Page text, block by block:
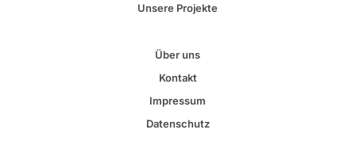
Unsere Projekte
Über uns
Kontakt
Impressum
Datenschutz